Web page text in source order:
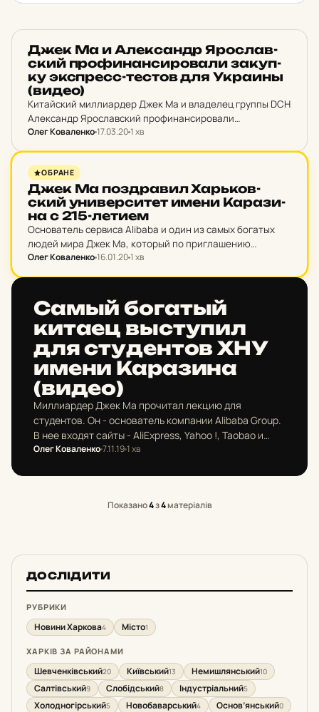
НОВИНИ ХАРКОВА
Джек Ма и Алек­сандр Ярос­лав­
ский про­фи­нан­си­ро­ва­ли за­куп­
ку экспресс-тестов для Ук­ра­ины
(видео)
Китайский миллиардер Джек Ма и владелец группы DCH
Александр Ярославский профинансировали
приобретение экспресс-тестов на коронавирус для
Олег Коваленко17.03.201 хв
НОВИНИ ХАРКОВА
ОБРАНЕ
Джек Ма поз­дра­вил Харь­ков­
ский уни­вер­си­тет имени Ка­ра­зи­
на с 215-летием
Основатель сервиса Alibaba и один из самых богатых
людей мира Джек Ма, который по приглашению
известного украинского мецената и бизнесмена,
Олег Коваленко16.01.201 хв
Самый бо­гатый
китаец высту­пил
для сту­ден­тов ХНУ
имени Ка­ра­зи­на
(видео)
Миллиардер Джек Ма прочитал лекцию для
студентов. Он - основатель компании Alibaba Group.
В нее входят сайты - AliExpress, Yahoo !, Taobao и
Alibaba.com. 7 ноября предприниматель выступил с
Олег Коваленко7.11.191 хв
Показано4з4матеріалів
ДОСЛІДИТИ
РУБРИКИ
Новини Харкова4 Місто1
ХАРКІВ ЗА РАЙОНАМИ
Шевченківський20 Київський13 Немишлянський10
Салтівський9 Слобідський8 Індустріальний5
Холодногірський5 Новобаварський4 Основ’янський0